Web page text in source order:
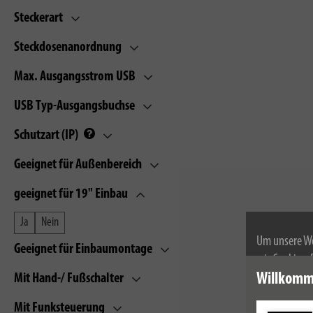
Um unsere
wir Cookies.
Weitere
Steckerart
Steckdosenanordnung
Max. Ausgangsstrom USB
USB Typ-Ausgangsbuchse
Schutzart (IP)
Geeignet für Außenbereich
geeignet für 19" Einbau
Ja Nein
Geeignet für Einbaumontage
Mit Hand-/ Fußschalter
Mit Funksteuerung